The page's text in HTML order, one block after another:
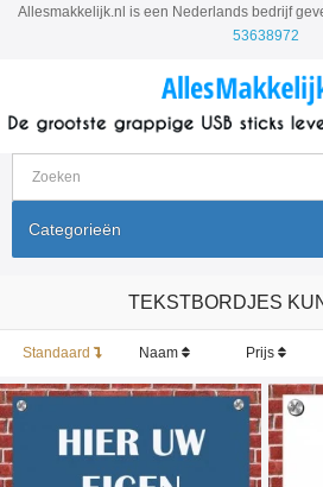
Allesmakkelijk.nl is een Nederlands bedrijf
53638972
Categorieën
TEKSTBORDJES
Standaard Naam Prijs